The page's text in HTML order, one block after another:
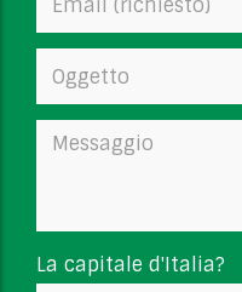
La capitale d'Italia?